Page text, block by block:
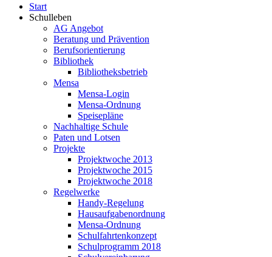
Start
Schulleben
AG Angebot
Beratung und Prävention
Berufsorientierung
Bibliothek
Bibliotheksbetrieb
Mensa
Mensa-Login
Mensa-Ordnung
Speisepläne
Nachhaltige Schule
Paten und Lotsen
Projekte
Projektwoche 2013
Projektwoche 2015
Projektwoche 2018
Regelwerke
Handy-Regelung
Hausaufgabenordnung
Mensa-Ordnung
Schulfahrtenkonzept
Schulprogramm 2018